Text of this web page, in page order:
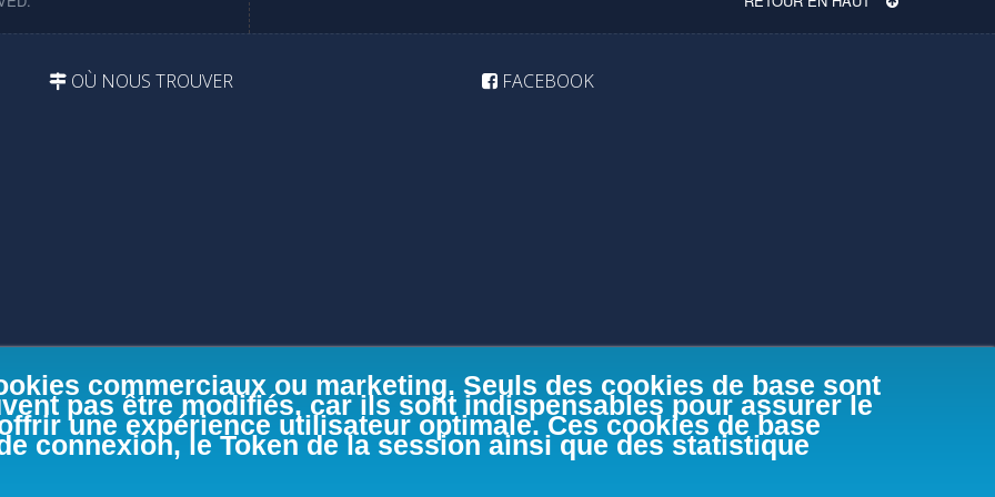
commerciaux ou marketing. Seuls des cookies de base sont
pas être modifiés, car ils sont indispensables pour assurer le
une expérience utilisateur optimale. Ces cookies de base
connexion, le Token de la session ainsi que des statistique
OÙ NOUS TROUVER FACEBOOK